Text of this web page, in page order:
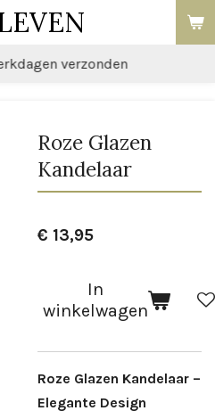
verzonden
Roze Glazen
Kandelaar
€ 13,95
In
winkelwagen
Roze Glazen Kandelaar –
Elegante Design